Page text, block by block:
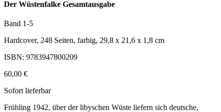
Der Wüstenfalke Gesamtausgabe
Band 1-5
Hardcover, 248 Seiten, farbig, 29,8 x 21,6 x 1,8 cm
ISBN: 9783947800209
60,00 €
Sofort lieferbar
Frühling 1942, über der libyschen Wüste liefern sich deutsche,